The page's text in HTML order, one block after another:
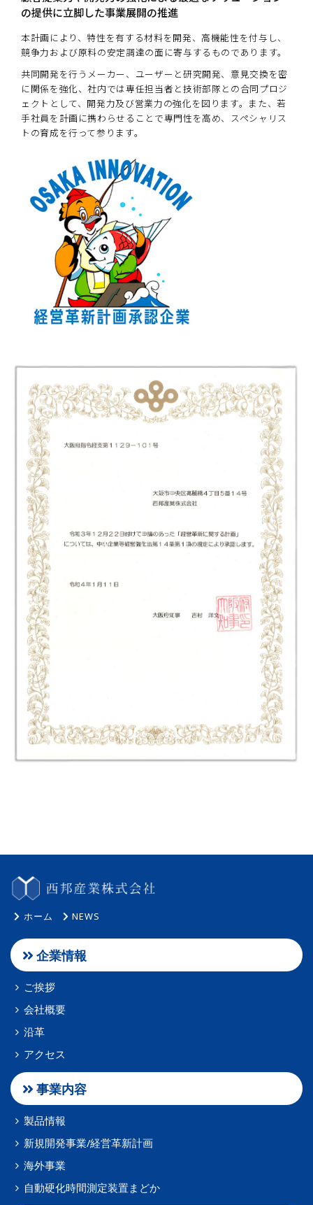
の提供に立脚した事業展開の推進
本計画により、特性を有する材料を開発、高機能性を付与し、
競争力および原料の安定調達の面に寄与するものであります。
共同開発を行うメーカー、ユーザーと研究開発、意見交換を密
に関係を強化、社内では専任担当者と技術部隊との合同プロジ
ェクトとして、開発力及び営業力の強化を図ります。また、若
手社員を計画に携わらせることで専門性を高め、スペシャリス
トの育成を行って参ります。
ホーム NEWS
企業情報
ご挨拶
会社概要
沿革
アクセス
事業内容
製品情報
新規開発事業/経営革新計画
海外事業
自動硬化時間測定装置まどか